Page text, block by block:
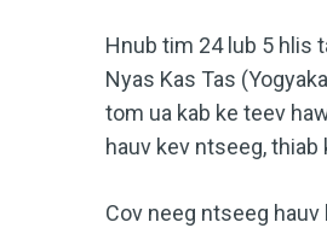
Hnub tim 24 lub 5 hlis
Nyas Kas Tas
tom ua kab ke teev
hauv kev ntseeg,
Cov neeg ntseeg